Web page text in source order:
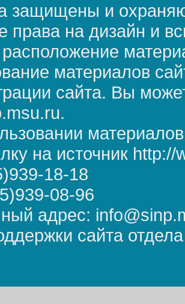
защищены и
права на дизайн и
расположение
материалов
сайта. Вы
на источник
18-18
08-96
адрес:
сайта